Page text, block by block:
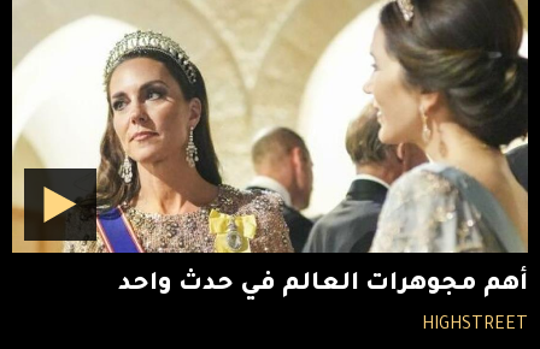
أهم مجوهرات العالم في حدث واحد
HIGHSTREET